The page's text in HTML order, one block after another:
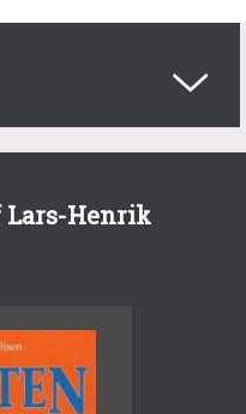
Lars-Henrik